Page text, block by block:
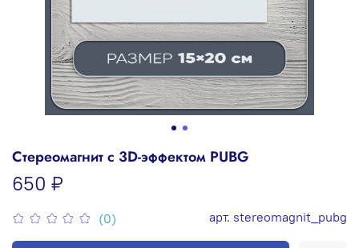
(0) арт. stereomagnit_pubg
Стереомагнит с 3D-эффектом PUBG
650 ₽